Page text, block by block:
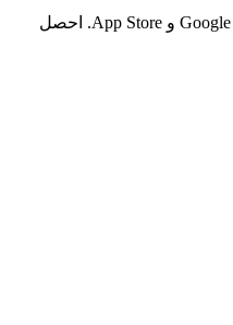
تطبيق الشناوي متاح الآن على Google Play و App Store. احصل